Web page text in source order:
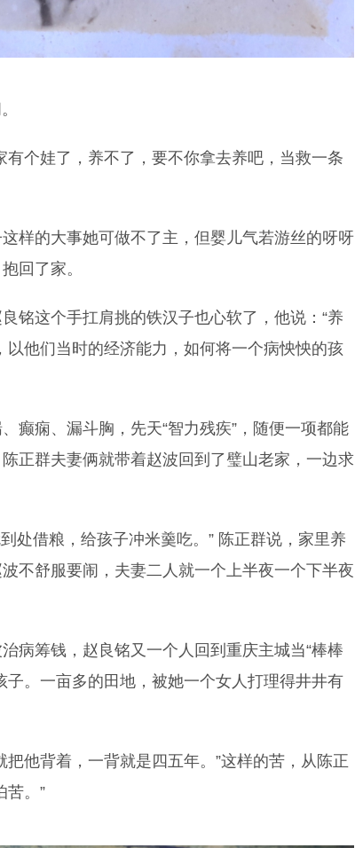
有个娃了，养不了，要不你拿去养吧，当救一条
样的大事她可做不了主，但婴儿气若游丝的呀呀
回了家。
铭这个手扛肩挑的铁汉子也心软了，他说：“养
他们当时的经济能力，如何将一个病怏怏的孩
癫痫、漏斗胸，先天“智力残疾”，随便一项都能
正群夫妻俩就带着赵波回到了璧山老家，一边求
处借粮，给孩子冲米羹吃。” 陈正群说，家里养
不舒服要闹，夫妻二人就一个上半夜一个下半夜
病筹钱，赵良铭又一个人回到重庆主城当“棒棒
。一亩多的田地，被她一个女人打理得井井有
他背着，一背就是四五年。”这样的苦，从陈正
苦。”